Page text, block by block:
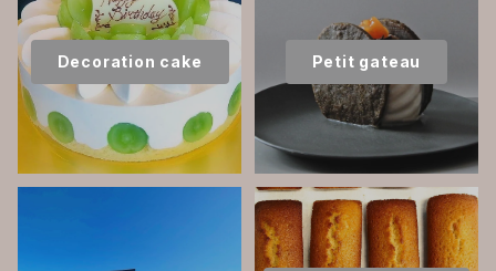
Decoration cake Petit gateau